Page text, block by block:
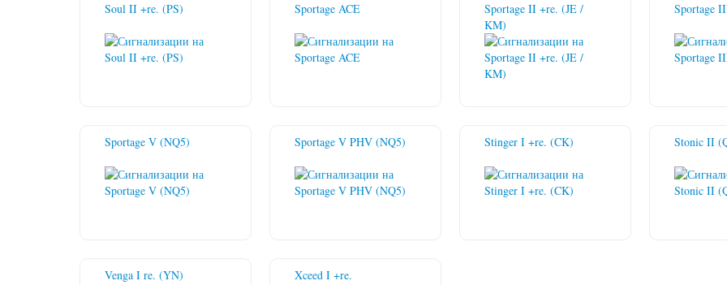
Soul II +re. (PS) Sportage ACE
Sportage II +re. (JE /
KM)
Sportage
Sportage V (NQ5) Sportage V PHV (NQ5) Stinger I +re. (CK) Stonic II
Venga I re. (YN) Xceed I +re.